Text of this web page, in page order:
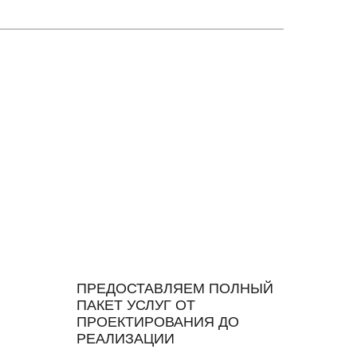
ПРЕДОСТАВЛЯЕМ ПОЛНЫЙ
ПАКЕТ УСЛУГ ОТ
ПРОЕКТИРОВАНИЯ ДО
РЕАЛИЗАЦИИ